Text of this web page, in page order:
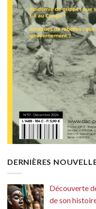
DERNIÈRES
Découverte
de son